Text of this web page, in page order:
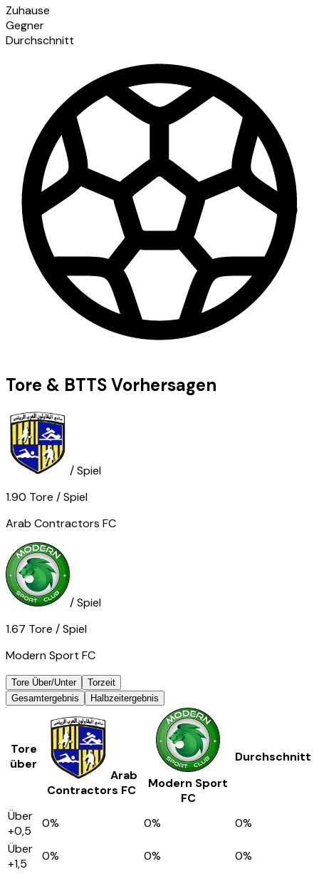
Zuhause
Gegner
Durchschnitt
Tore & BTTS Vorhersagen
/ Spiel
1.90 Tore / Spiel
Arab Contractors FC
/ Spiel
1.67 Tore / Spiel
Modern Sport FC
Tore Über/Unter
Torzeit
Gesamtergebnis
Halbzeitergebnis
Tore
über
Arab
Contractors FC
Modern Sport
FC
Durchschnitt
Über
+0,5
0% 0% 0%
Über
+1,5
0% 0% 0%